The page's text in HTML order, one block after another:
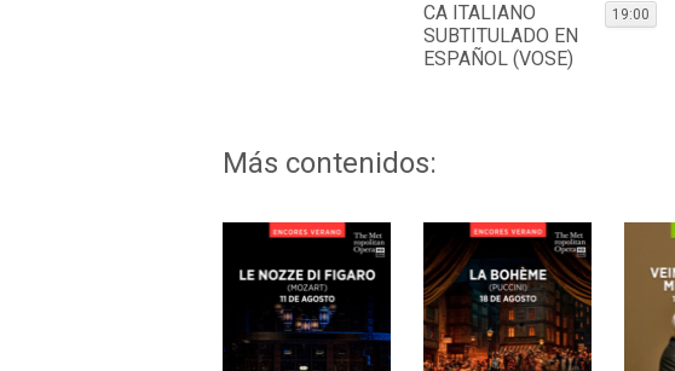
CA ITALIANO
SUBTITULADO EN
ESPAÑOL (VOSE)
19:00
Más contenidos: